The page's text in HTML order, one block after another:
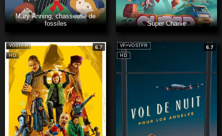
Mary Anning, chasseuse de
fossiles
Super Charlie
HD
VOSTFR 6.7
HD
VF+VOSTFR 6.7